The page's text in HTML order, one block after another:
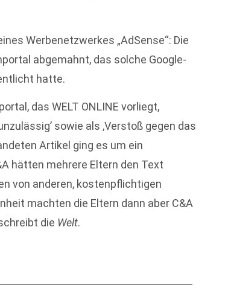
Werbenetzwerkes „AdSense“: Die
abgemahnt, das solche Google-
hatte.
das WELT ONLINE vorliegt,
sowie als ‚Verstoß gegen das
Artikel ging es um ein
hätten mehrere Eltern den Text
von anderen, kostenpflichtigen
machten die Eltern dann aber C&A
die Welt.